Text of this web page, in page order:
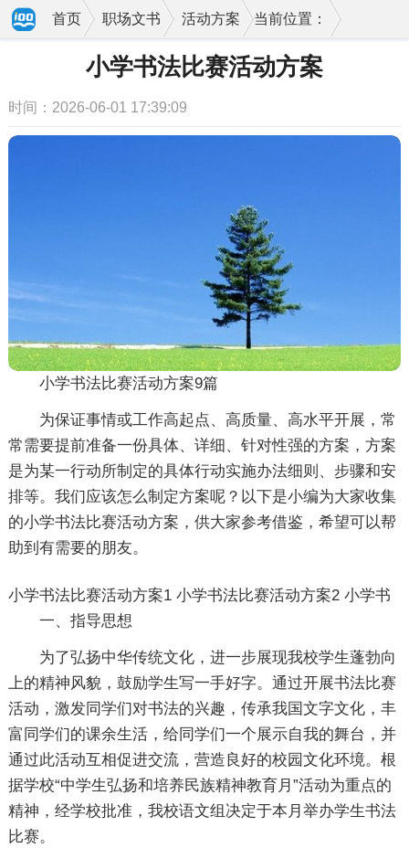
当前位置：
首页 职场文书 活动方案
小学书法比赛活动方案
时间：2026-06-01 17:39:09
小学书法比赛活动方案9篇
为保证事情或工作高起点、高质量、高水平开展，常
常需要提前准备一份具体、详细、针对性强的方案，方案
是为某一行动所制定的具体行动实施办法细则、步骤和安
排等。我们应该怎么制定方案呢？以下是小编为大家收集
的小学书法比赛活动方案，供大家参考借鉴，希望可以帮
助到有需要的朋友。
小学书法比赛活动方案1
一、指导思想
为了弘扬中华传统文化，进一步展现我校学生蓬勃向
上的精神风貌，鼓励学生写一手好字。通过开展书法比赛
活动，激发同学们对书法的兴趣，传承我国文字文化，丰
富同学们的课余生活，给同学们一个展示自我的舞台，并
通过此活动互相促进交流，营造良好的校园文化环境。根
据学校“中学生弘扬和培养民族精神教育月”活动为重点的
精神，经学校批准，我校语文组决定于本月举办学生书法
比赛。
小学书法比赛活动方案2 小学书